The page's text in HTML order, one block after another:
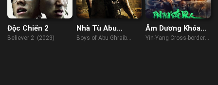
Độc Chiến 2
Believer 2 (2023)
Nhà Tù Abu
Ghraib
Boys of Abu Ghraib
Âm Dương Khóa
Giới Nhân
Yin-Yang Cross-border